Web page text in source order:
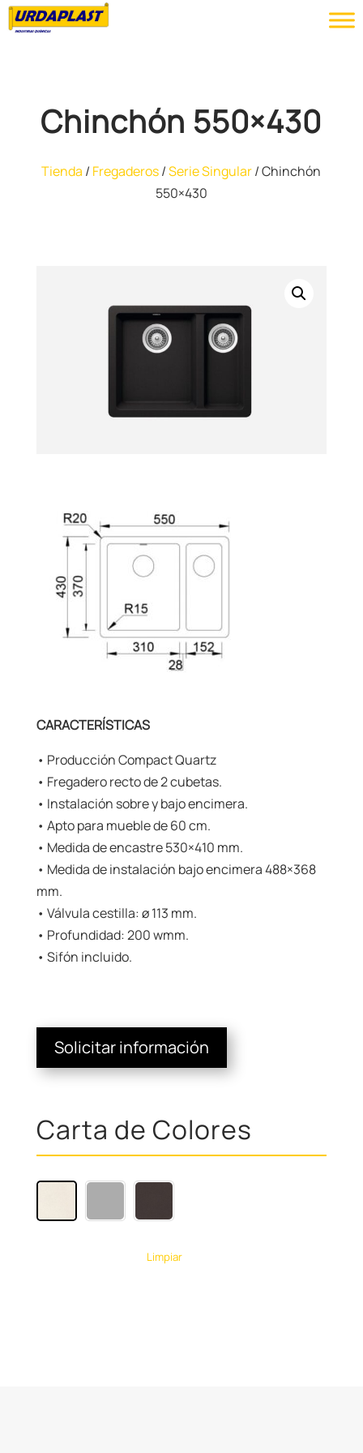
Chinchón 550×430
Tienda / Fregaderos/Serie Singular/ Chinchón
550×430
CARACTERÍSTICAS
• Producción Compact Quartz
• Fregadero recto de 2 cubetas.
• Instalación sobre y bajo encimera.
• Apto para mueble de 60 cm.
• Medida de encastre 530×410 mm.
• Medida de instalación bajo encimera 488×368
mm.
• Válvula cestilla: ø 113 mm.
• Profundidad: 200 wmm.
• Sifón incluido.
Solicitar información
Carta de Colores
Limpiar